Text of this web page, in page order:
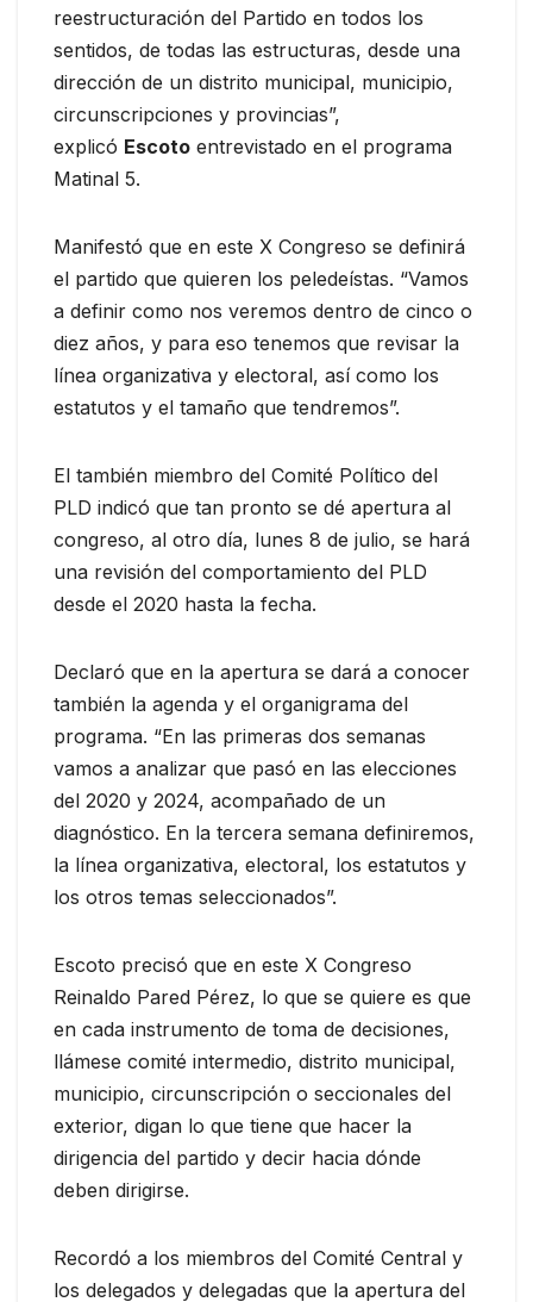
reestructuración del Partido en todos los
sentidos, de todas las estructuras, desde una
dirección de un distrito municipal, municipio,
circunscripciones y provincias”,
explicó Escoto entrevistado en el programa
Matinal 5.
Manifestó que en este X Congreso se definirá
el partido que quieren los peledeístas. “Vamos
a definir como nos veremos dentro de cinco o
diez años, y para eso tenemos que revisar la
línea organizativa y electoral, así como los
estatutos y el tamaño que tendremos”.
El también miembro del Comité Político del
PLD indicó que tan pronto se dé apertura al
congreso, al otro día, lunes 8 de julio, se hará
una revisión del comportamiento del PLD
desde el 2020 hasta la fecha.
Declaró que en la apertura se dará a conocer
también la agenda y el organigrama del
programa. “En las primeras dos semanas
vamos a analizar que pasó en las elecciones
del 2020 y 2024, acompañado de un
diagnóstico. En la tercera semana definiremos,
la línea organizativa, electoral, los estatutos y
los otros temas seleccionados”.
Escoto precisó que en este X Congreso
Reinaldo Pared Pérez, lo que se quiere es que
en cada instrumento de toma de decisiones,
llámese comité intermedio, distrito municipal,
municipio, circunscripción o seccionales del
exterior, digan lo que tiene que hacer la
dirigencia del partido y decir hacia dónde
deben dirigirse.
Recordó a los miembros del Comité Central y
los delegados y delegadas que la apertura del